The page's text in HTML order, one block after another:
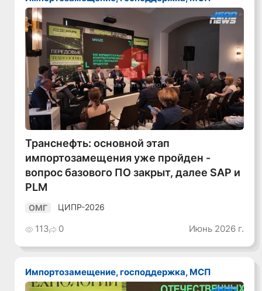
Смотреть видео
Транснефть: основной этап
импортозамещения уже пройден -
вопрос базового ПО закрыт, далее SAP и
PLM
ОМГ ЦИПР-2026
113 0 Июнь 2026 г.
Импортозамещение, господдержка, МСП